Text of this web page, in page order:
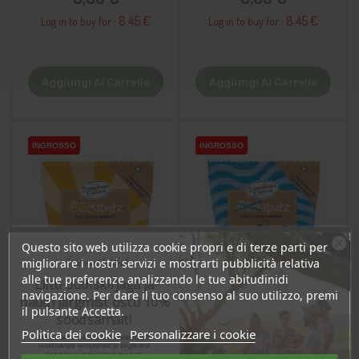
Log in to buy for : 8.45 € Log in to buy for : 8.45 €
INGROSSO
INGROSSO
INGROSSO
INGROSSO INGROSSO
INGROSSO
INGROSSO
INGROSSO
Questo sito web utilizza cookie propri e di terze parti per
migliorare i nostri servizi e mostrarti pubblicità relativa
alle tue preferenze analizzando le tue abitudinidi
navigazione. Per dare il tuo consenso al suo utilizzo, premi
il pulsante Accetta.
Politica dei cookie Personalizzare i cookie
Ära veel lahku!
Liitu uudiskirjaga ja
naudi järgmist ostu 10%
soodsamalt!
Sind ootavad spetsiaalsed allahindlused,
eksklusiivsed kampaaniad ja kingitused!
Registreeru e-maili aadressiga ja saad